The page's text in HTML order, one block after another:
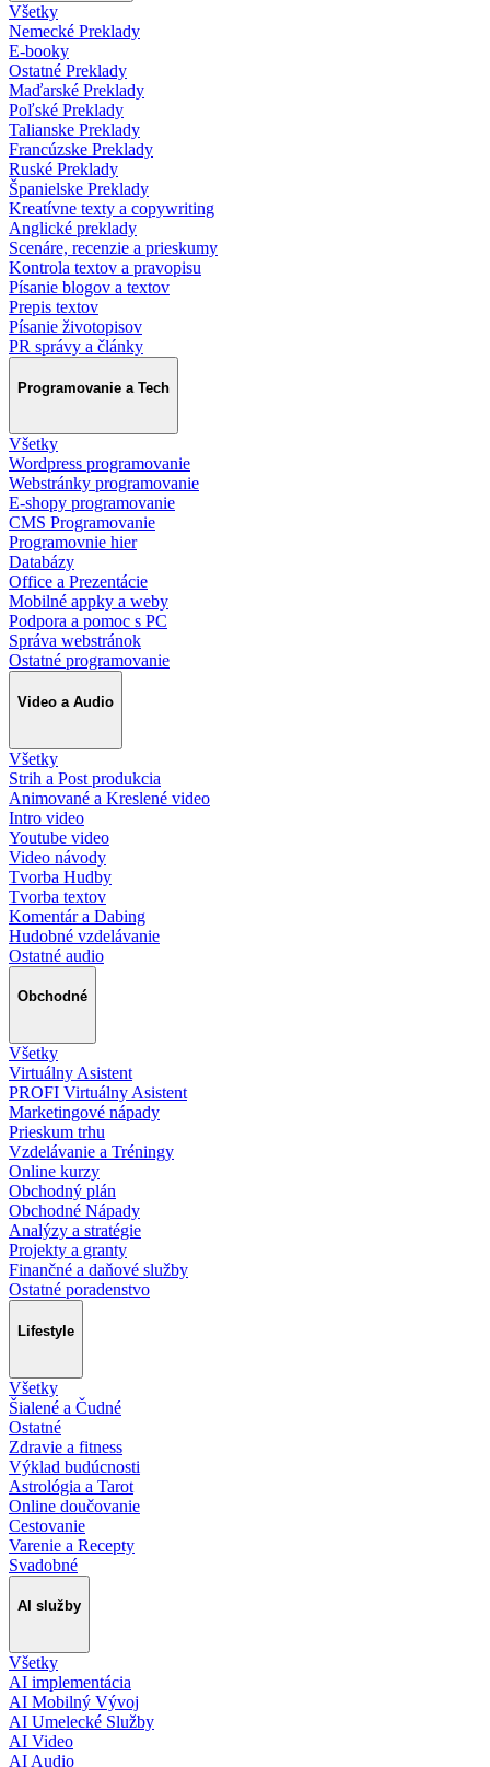
Všetky
Nemecké Preklady
E-booky
Ostatné Preklady
Maďarské Preklady
Poľské Preklady
Talianske Preklady
Francúzske Preklady
Ruské Preklady
Španielske Preklady
Kreatívne texty a copywriting
Anglické preklady
Scenáre, recenzie a prieskumy
Kontrola textov a pravopisu
Písanie blogov a textov
Prepis textov
Písanie životopisov
PR správy a články
Programovanie a Tech
Všetky
Wordpress programovanie
Webstránky programovanie
E-shopy programovanie
CMS Programovanie
Programovnie hier
Databázy
Office a Prezentácie
Mobilné appky a weby
Podpora a pomoc s PC
Správa webstránok
Ostatné programovanie
Video a Audio
Všetky
Strih a Post produkcia
Animované a Kreslené video
Intro video
Youtube video
Video návody
Tvorba Hudby
Tvorba textov
Komentár a Dabing
Hudobné vzdelávanie
Ostatné audio
Obchodné
Všetky
Virtuálny Asistent
PROFI Virtuálny Asistent
Marketingové nápady
Prieskum trhu
Vzdelávanie a Tréningy
Online kurzy
Obchodný plán
Obchodné Nápady
Analýzy a stratégie
Projekty a granty
Finančné a daňové služby
Ostatné poradenstvo
Lifestyle
Všetky
Šialené a Čudné
Ostatné
Zdravie a fitness
Výklad budúcnosti
Astrológia a Tarot
Online doučovanie
Cestovanie
Varenie a Recepty
Svadobné
AI služby
Všetky
AI implementácia
AI Mobilný Vývoj
AI Umelecké Služby
AI Video
AI Audio